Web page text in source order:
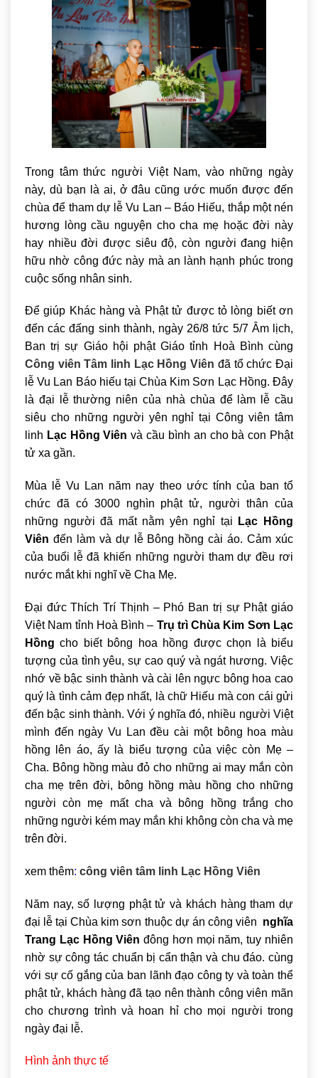
Trong tâm thức người Việt Nam, vào những ngày
này, dù bạn là ai, ở đâu cũng ước muốn được đến
chùa để tham dự lễ Vu Lan – Báo Hiếu, thắp một nén
hương lòng cầu nguyện cho cha mẹ hoặc đời này
hay nhiều đời được siêu độ, còn người đang hiện
hữu nhờ công đức này mà an lành hạnh phúc trong
cuộc sống nhân sinh.
Để giúp Khác hàng và Phật tử được tỏ lòng biết ơn
đến các đấng sinh thành, ngày 26/8 tức 5/7 Âm lịch,
Ban trị sự Giáo hội phật Giáo tỉnh Hoà Bình cùng
Công viên Tâm linh Lạc Hồng Viên đã tổ chức Đại
lễ Vu Lan Báo hiếu tại Chùa Kim Sơn Lạc Hồng. Đây
là đại lễ thường niên của nhà chùa để làm lễ cầu
siêu cho những người yên nghỉ tại Công viên tâm
linh Lạc Hồng Viên và cầu bình an cho bà con Phật
tử xa gần.
Mùa lễ Vu Lan năm nay theo ước tính của ban tổ
chức đã có 3000 nghìn phật tử, người thân của
những người đã mất nằm yên nghỉ tại
Lạc Hồng
Viên đến làm và dự lễ Bông hồng cài áo. Cảm xúc
của buổi lễ đã khiến những người tham dự đều rơi
nước mắt khi nghĩ về Cha Mẹ.
Đại đức Thích Trí Thịnh – Phó Ban trị sự Phật giáo
Việt Nam tỉnh Hoà Bình – Trụ trì Chùa Kim Sơn Lạc
Hồngcho biết bông hoa hồng được chọn là biểu
tượng của tình yêu, sự cao quý và ngát hương. Việc
nhớ về bậc sinh thành và cài lên ngực bông hoa cao
quý là tình cảm đẹp nhất, là chữ Hiếu mà con cái gửi
đến bậc sinh thành. Với ý nghĩa đó, nhiều người Việt
mình đến ngày Vu Lan đều cài một bông hoa màu
hồng lên áo, ấy là biểu tượng của việc còn Mẹ –
Cha. Bông hồng màu đỏ cho những ai may mắn còn
cha mẹ trên đời, bông hồng màu hồng cho những
người còn mẹ mất cha và bông hồng trắng cho
những người kém may mắn khi không còn cha và mẹ
trên đời.
xem thêm: công viên tâm linh Lạc Hồng Viên
Năm nay, số lượng phật tử và khách hàng tham dự
đại lễ tại Chùa kim sơn thuộc dự án công viên nghĩa
Trang Lạc Hồng Viên đông hơn mọi năm, tuy nhiên
nhờ sự công tác chuẩn bị cẩn thận và chu đáo. cùng
với sự cố gắng của ban lãnh đạo công ty và toàn thể
phật tử, khách hàng đã tạo nên thành công viên mãn
cho chương trình và hoan hỉ cho mọi người trong
ngày đại lễ.
Hình ảnh thực tế